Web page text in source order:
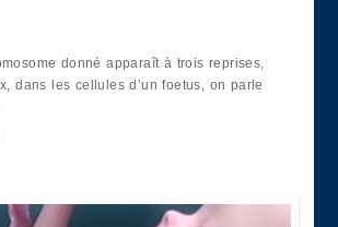
donné apparaît à trois reprises,
dans les cellules d’un foetus, on parle